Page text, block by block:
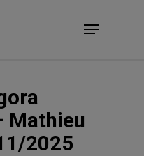
Menu
Mathieu
2025